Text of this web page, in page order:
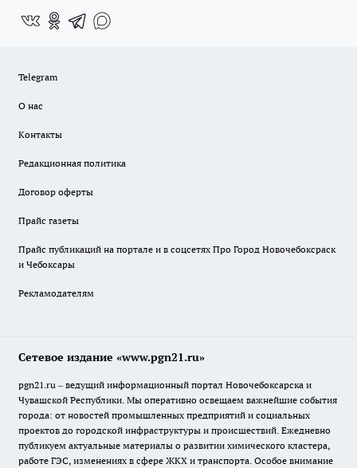
Telegram
О нас
Контакты
Редакционная политика
Договор оферты
Прайс газеты
Прайс публикаций на портале и в соцсетях Про Город Новочебоксраск
и Чебоксары
Рекламодателям
Сетевое издание «www.pgn21.ru»
pgn21.ru – ведущий информационный портал Новочебоксарска и
Чувашской Республики. Мы оперативно освещаем важнейшие события
города: от новостей промышленных предприятий и социальных
проектов до городской инфраструктуры и происшествий. Ежедневно
публикуем актуальные материалы о развитии химического кластера,
работе ГЭС, изменениях в сфере ЖКХ и транспорта. Особое внимание